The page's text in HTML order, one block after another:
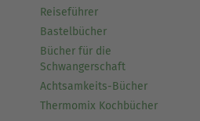
Reiseführer
Bastelbücher
Bücher für die
Schwangerschaft
Achtsamkeits-Bücher
Thermomix Kochbücher